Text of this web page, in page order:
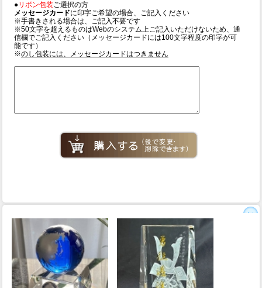
●リボン包装ご選択の方
メッセージカードに印字ご希望の場合、ご記入ください
※手書きされる場合は、ご記入不要です
※50文字を超えるものはWebのシステム上ご記入いただけないため、通
信欄でご記入ください（メッセージカードには100文字程度の印字が可
能です）
※のし包装には、メッセージカードはつきません